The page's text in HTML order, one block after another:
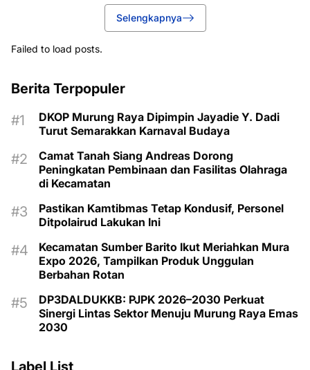
Selengkapnya
Failed to load posts.
Berita Terpopuler
DKOP Murung Raya Dipimpin Jayadie Y. Dadi
Turut Semarakkan Karnaval Budaya
Camat Tanah Siang Andreas Dorong
Peningkatan Pembinaan dan Fasilitas Olahraga
di Kecamatan
Pastikan Kamtibmas Tetap Kondusif, Personel
Ditpolairud Lakukan Ini
Kecamatan Sumber Barito Ikut Meriahkan Mura
Expo 2026, Tampilkan Produk Unggulan
Berbahan Rotan
DP3DALDUKKB: PJPK 2026–2030 Perkuat
Sinergi Lintas Sektor Menuju Murung Raya Emas
2030